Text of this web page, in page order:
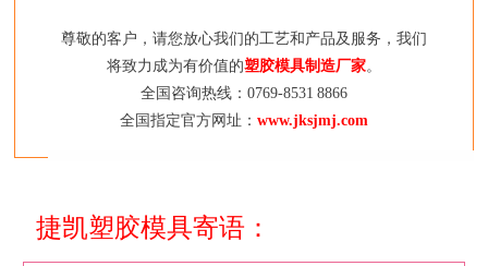
尊敬的客户，请您放心我们的工艺和产品及服务，我们
将致力成为有价值的塑胶模具制造厂家。
全国咨询热线：0769-8531 8866
全国指定官方网址： www.jksjmj.com
捷凯塑胶模具寄语：